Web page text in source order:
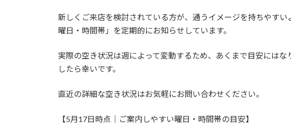
時
:
新しくご来店を検討されている方が、通うイメージを持ちやす
曜日・時間帯」を定期的にお知らせしています。
実際の空き状況は週によって変動するため、あくまで目安には
したら幸いです。
直近の詳細な空き状況はお気軽にお問い合わせください。
【5月17日時点｜ご案内しやすい曜日・時間帯の目安】